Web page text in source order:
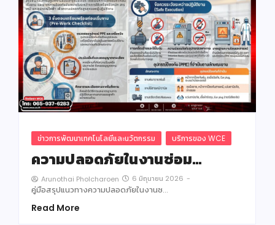
ข่าวการพัฒนาเทคโนโลยีและนวัตกรรม บริการของ WCE
ความปลอดภัยในงานซ่อม…
Arunothai Pholcharoen 6 มิถุนายน 2026 -
คู่มือสรุปแนวทางความปลอดภัยในงานซ…
Read More